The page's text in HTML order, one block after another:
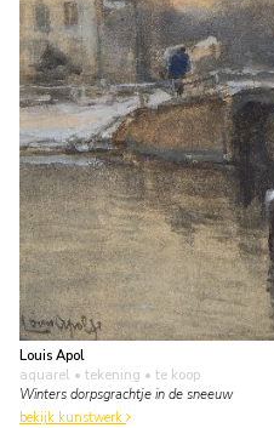
Louis Apol
aquarel • tekening • te koop
Winters dorpsgrachtje in de sneeuw
bekijk kunstwerk